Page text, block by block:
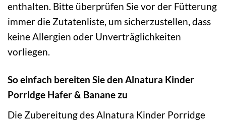
enthalten. Bitte überprüfen Sie vor der Fütterung
immer die Zutatenliste, um sicherzustellen, dass
keine Allergien oder Unverträglichkeiten
vorliegen.
So einfach bereiten Sie den Alnatura Kinder
Porridge Hafer & Banane zu
Die Zubereitung des Alnatura Kinder Porridge